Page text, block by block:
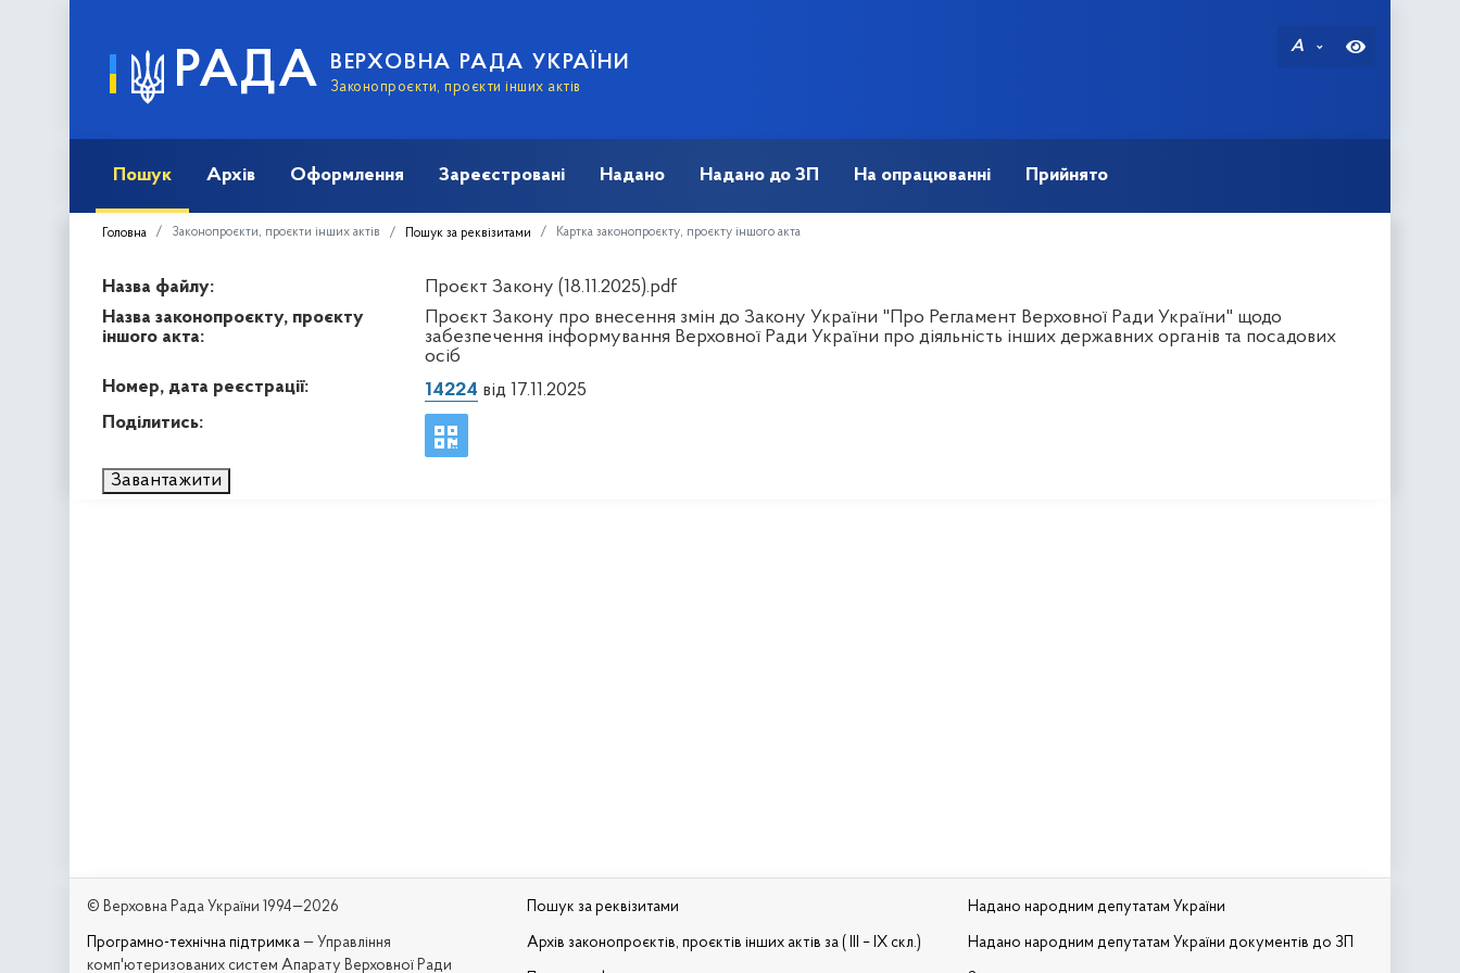
РАДА ВЕРХОВНА РАДА УКРАЇНИ
Законопроєкти, проєкти інших актів
A
Пошук Архів Оформлення Зареєстровані Надано Надано до ЗП На опрацюванні Прийнято
Головна Законопроєкти, проєкти інших актів Пошук за реквізитами Картка законопроєкту, проєкту іншого акта
Назва файлу:
Проєкт Закону (18.11.2025).pdf
Назва законопроєкту, проєкту
іншого акта:
Проєкт Закону про внесення змін до Закону України "Про Регламент Верховної Ради України" щодо
забезпечення інформування Верховної Ради України про діяльність інших державних органів та посадових
осіб
Номер, дата реєстрації:
14224 від 17.11.2025
Поділитись:
Завантажити
© Верховна Рада України 1994—2026
Програмно-технічна підтримка — Управління
комп'ютеризованих систем Апарату Верховної Ради
Пошук за реквізитами
Архів законопроєктів, проєктів інших актів за ( III – IX скл.)
Надано народним депутатам України
Надано народним депутатам України документів до ЗП